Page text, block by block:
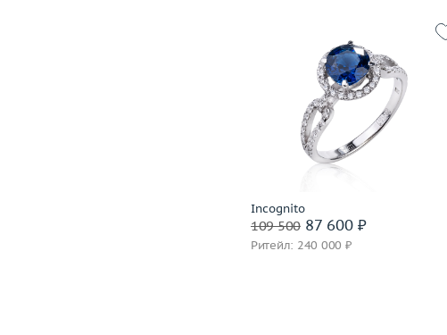
Incognito
109 50087 600 ₽
Ритейл: 240 000 ₽
Материал
золото 585 пробы
Подробнее